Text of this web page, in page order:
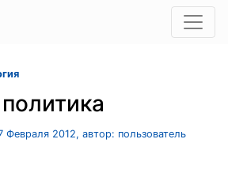
Февраля 2012, автор: пользователь